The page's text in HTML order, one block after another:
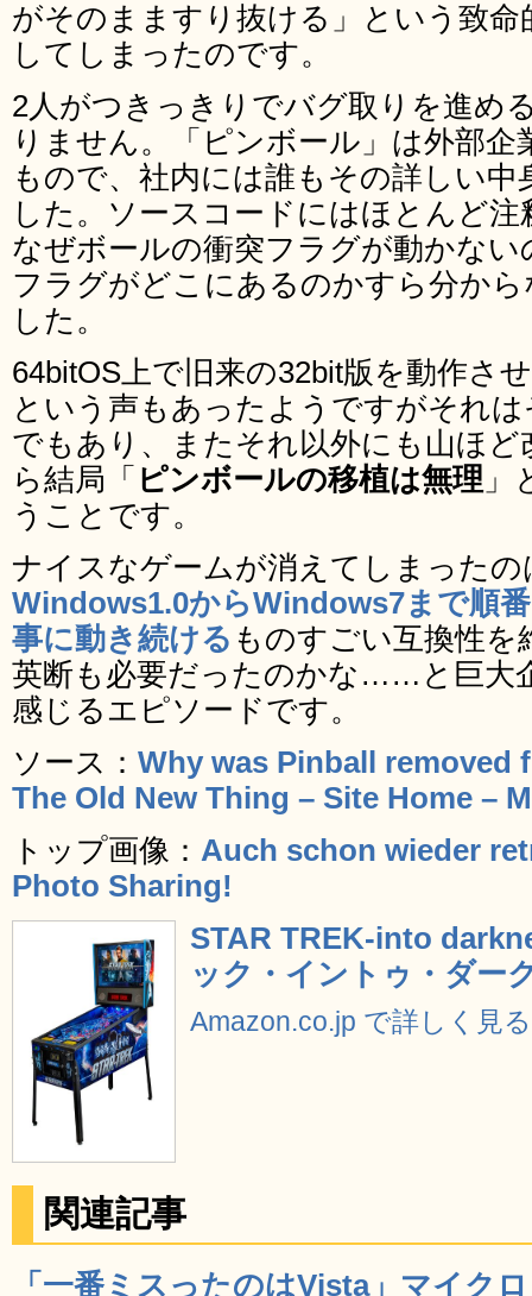
がそのまますり抜ける」という致命
してしまったのです。
2人がつきっきりでバグ取りを進め
りません。「ピンボール」は外部
もので、社内には誰もその詳しい
した。ソースコードにはほとんど
なぜボールの衝突フラグが動かな
フラグがどこにあるのかすら分か
した。
64bitOS上で旧来の32bit版を動作さ
という声もあったようですがそれ
でもあり、またそれ以外にも山ほ
ら結局「 ピンボールの移植は無理 」
うことです。
ナイスなゲームが消えてしまった
Windows1.0からWindows7まで順
事に動き続ける ものすごい互換性
英断も必要だったのかな……と巨大
感じるエピソードです。
ソース： Why was Pinball removed
The Old New Thing – Site Home –
トップ画像： Auch schon wieder
Photo Sharing!
STAR TREK-into
ック・イントゥ・ダー
Amazon.co.jp で詳しく見る
関連記事
「一番ミスったのはVista」マイク